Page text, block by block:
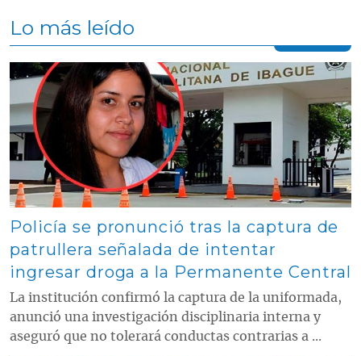
Lo más leído
Contenido multimedia principal
Policía se pronunció tras la captura de
patrullera señalada de intentar
ingresar droga a la Permanente Central
La institución confirmó la captura de la uniformada,
anunció una investigación disciplinaria interna y
aseguró que no tolerará conductas contrarias a ...